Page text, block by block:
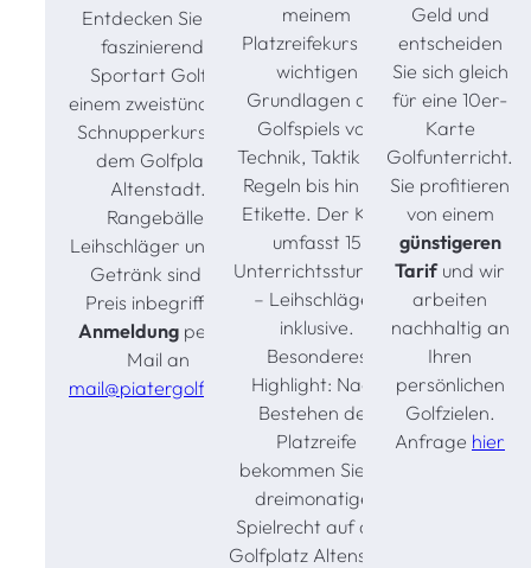
Entdecken Sie die
faszinierende
Sportart Golf in
einem zweistündigen
Schnupperkurs auf
dem Golfplatz
Altenstadt.
Rangebälle,
Leihschläger und ein
Getränk sind im
Preis inbegriffen.
Anmeldungper E-
Mail an
mail@piatergolf.com
meinem
Platzreifekurs alle
wichtigen
Grundlagen des
Golfspiels von
Technik, Taktik und
Regeln bis hin zur
Etikette. Der Kurs
umfasst 15
Unterrichtsstunden
– Leihschläger
inklusive.
Besonderes
Highlight: Nach
Bestehen der
Platzreife
bekommen Sie ein
dreimonatiges
Spielrecht auf dem
Golfplatz Altenstadt
Geld und
entscheiden
Sie sich gleich
für eine 10er-
Karte
Golfunterricht.
Sie profitieren
von einem
günstigeren
Tarifund wir
arbeiten
nachhaltig an
Ihren
persönlichen
Golfzielen.
Anfrage hier